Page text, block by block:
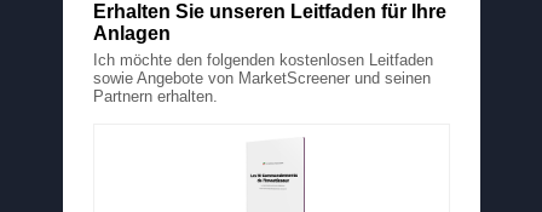
Erhalten Sie unseren Leitfaden für Ihre
Anlagen
Ich möchte den folgenden kostenlosen Leitfaden
sowie Angebote von MarketScreener und seinen
Partnern erhalten.